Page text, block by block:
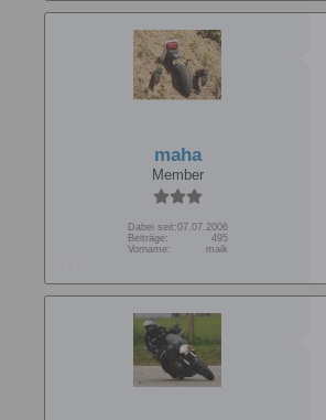
maha
Member
Dabei seit:07.07.2006
Beiträge:
495
Vorname:
maik